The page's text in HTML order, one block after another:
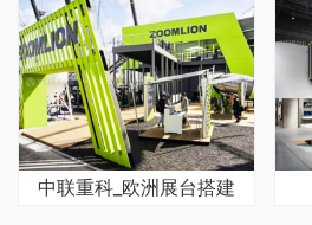
中联重科_欧洲展台搭建